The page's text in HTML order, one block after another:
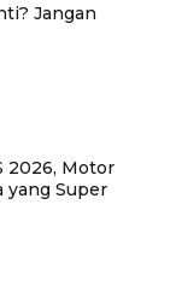
Jangan
2026, Motor
yang Super